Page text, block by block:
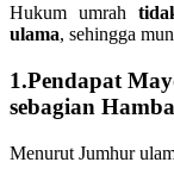
Hukum umrah
ulama, sehingga
1.Pendapat
sebagian
Menurut Jumhur